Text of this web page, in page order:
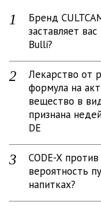
Бренд
заставляет
Bulli?
Лекарство от
формула на
вещество в
признана
DE
CODE-X против
вероятность
напитках?